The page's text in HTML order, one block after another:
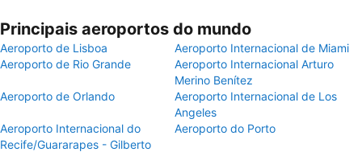
Principais aeroportos do mundo
Aeroporto de Lisboa
Aeroporto Internacional de Miami
Aeroporto de Rio Grande
Aeroporto Internacional Arturo
Merino Benítez
Aeroporto de Orlando
Aeroporto Internacional de Los
Angeles
Aeroporto Internacional do
Recife/Guararapes - Gilberto
Aeroporto do Porto